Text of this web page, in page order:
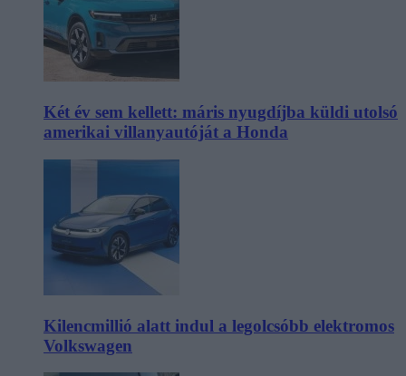
Két év sem kellett: máris nyugdíjba küldi utolsó
amerikai villanyautóját a Honda
Kilencmillió alatt indul a legolcsóbb elektromos
Volkswagen